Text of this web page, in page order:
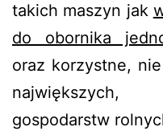
takich maszyn jak
do obornika
oraz korzystne,
największych,
gospodarstw